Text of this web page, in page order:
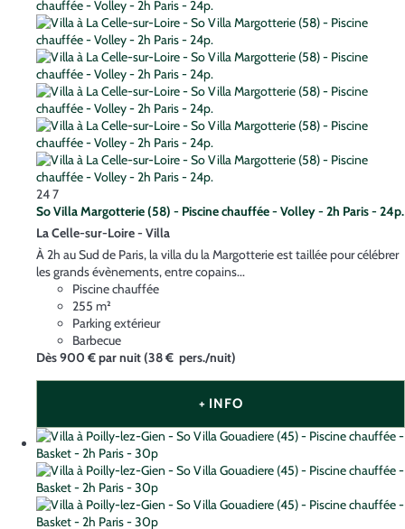
247
So Villa Margotterie (58) - Piscine chauffée - Volley - 2h Paris - 24p.
La Celle-sur-Loire - Villa
À 2h au Sud de Paris, la villa du la Margotterie est taillée pour célébrer
les grands évènements, entre copains...
Piscine chauffée
255 m²
Parking extérieur
Barbecue
Dès900 €par nuit(38 € pers./nuit)
+ INFO